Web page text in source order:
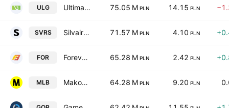
ULG Ultimate Games SA 75.05 M PLN 14.15 PLN
SVRS Silvair, Inc. 71.57 M PLN 4.10 PLN
FOR Forever Entertainment SA 65.28 M PLN 2.42 PLN
MLB MakoLab S.A. 64.28 M PLN 9.20 PLN